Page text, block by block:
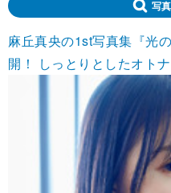
写
麻丘真央の1st写真集『光
開！ しっとりとしたオト